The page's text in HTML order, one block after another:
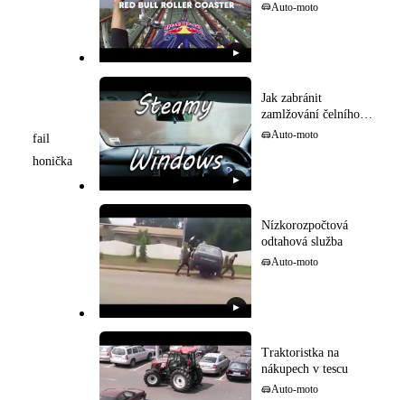
fail
honička
▶
Auto-moto
▶
Jak zabránit
zamlžování čelního
sklaAuto-moto
▶
Nízkorozpočtová
odtahová služba
Auto-moto
Traktoristka na
nákupech v tescu
Auto-moto